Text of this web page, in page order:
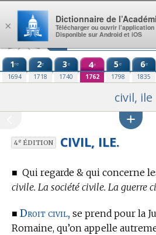
Aller au contenu
1re
1694
2e
1718
3e
1740
4e
1762
5e
1798
6e
1835
civil, ile
4eÉDITION CIVIL, ILE.
■ Qui regarde & qui concerne
civile. La société civile. La guerre
■ Droit civil, se prend pour la
Romaine, qu’on appelle
×
Dictionnaire de
Télécharger ou ouvrir l’application
Disponible sur Android et iOS